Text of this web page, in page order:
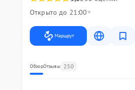
Открыто до 21:00
Маршрут
ОбзорОтзывы 250